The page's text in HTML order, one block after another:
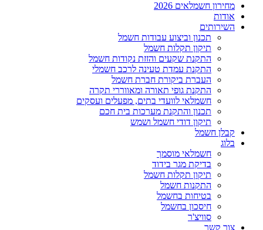
מחירון חשמלאים 2026
אודות
השירותים
תכנון וביצוע עבודות חשמל
תיקון תקלות חשמל
התקנת שקעים והזזת נקודות חשמל
התקנת עמדת טעינה לרכב חשמלי
העברת ביקורת חברת חשמל
התקנת גופי תאורה ומאווררי תקרה
חשמלאי לוועדי בתים, מפעלים ועסקים
תכנון והתקנת מערכות בית חכם
תיקון דודי חשמל ושמש
קבלן חשמל
בלוג
חשמלאי מוסמך
בדיקת מגר בידוד
תיקון תקלות חשמל
התקנות חשמל
בטיחות בחשמל
חיסכון בחשמל
סוויצ'ר
צור קשר